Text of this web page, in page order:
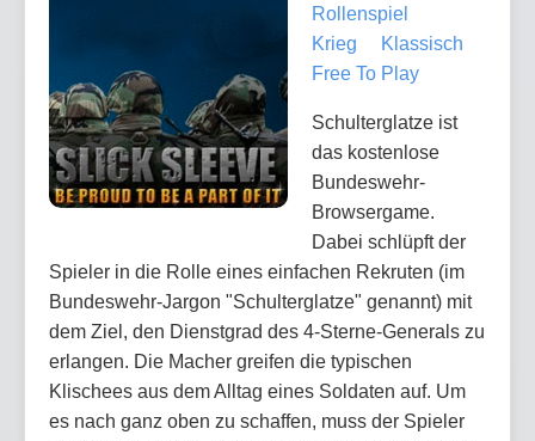
Rollenspiel
Krieg
Klassisch
Free To Play
Schulterglatze ist
das kostenlose
Bundeswehr-
Browsergame.
Dabei schlüpft der
Spieler in die Rolle eines einfachen Rekruten (im
Bundeswehr-Jargon "Schulterglatze" genannt) mit
dem Ziel, den Dienstgrad des 4-Sterne-Generals zu
erlangen. Die Macher greifen die typischen
Klischees aus dem Alltag eines Soldaten auf. Um
es nach ganz oben zu schaffen, muss der Spieler